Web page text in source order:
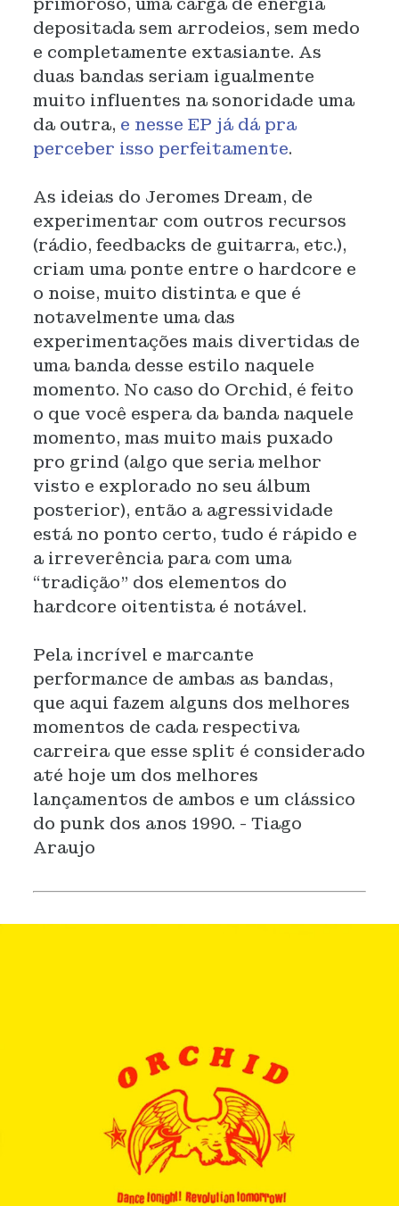
depositada sem arrodeios, sem medo
e completamente extasiante. As
duas bandas seriam igualmente
muito influentes na sonoridade uma
da outra, e nesse EP já dá pra
perceber isso perfeitamente.
As ideias do Jeromes Dream, de
experimentar com outros recursos
(rádio, feedbacks de guitarra, etc.),
criam uma ponte entre o hardcore e
o noise, muito distinta e que é
notavelmente uma das
experimentações mais divertidas de
uma banda desse estilo naquele
momento. No caso do Orchid, é feito
o que você espera da banda naquele
momento, mas muito mais puxado
pro grind (algo que seria melhor
visto e explorado no seu álbum
posterior), então a agressividade
está no ponto certo, tudo é rápido e
a irreverência para com uma
“tradição” dos elementos do
hardcore oitentista é notável.
Pela incrível e marcante
performance de ambas as bandas,
que aqui fazem alguns dos melhores
momentos de cada respectiva
carreira que esse split é considerado
até hoje um dos melhores
lançamentos de ambos e um clássico
do punk dos anos 1990. - Tiago
Araujo